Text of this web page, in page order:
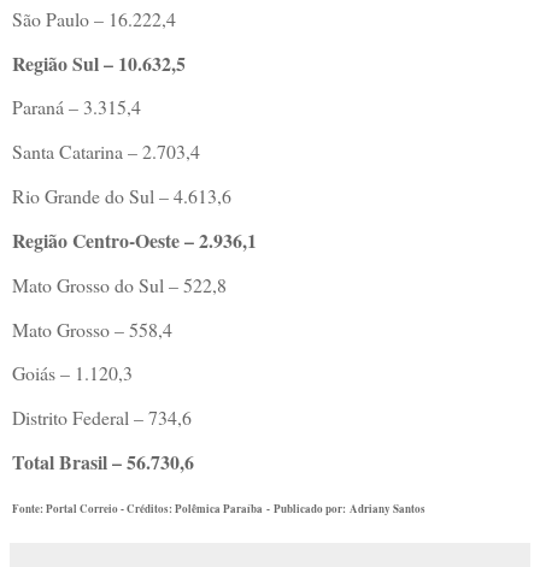
São Paulo – 16.222,4
Região Sul – 10.632,5
Paraná – 3.315,4
Santa Catarina – 2.703,4
Rio Grande do Sul – 4.613,6
Região Centro-Oeste – 2.936,1
Mato Grosso do Sul – 522,8
Mato Grosso – 558,4
Goiás – 1.120,3
Distrito Federal – 734,6
Total Brasil – 56.730,6
Fonte: Portal Correio - Créditos: Polêmica Paraíba - Publicado por: Adriany Santos